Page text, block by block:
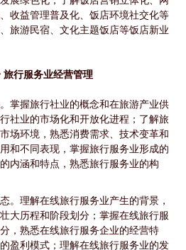
收益管理普及化、饭店环境社交化等
旅游民宿、文化主题饭店等饭店新业
旅行服务业经营管理
掌握旅行社业的概念和在旅游产业供
社业的市场化和开放化进程；了解旅
场环境，熟悉消费需求、技术变革和
和不同表现，掌握旅行服务业形成的
内涵和特点，熟悉旅行服务业的构
。理解在线旅行服务业产生的背景，
大历程和阶段划分；掌握在线旅行服
，熟悉在线旅行服务企业的经营特
盈利模式；理解在线旅行服务业的发